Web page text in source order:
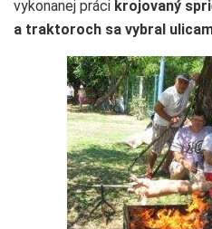
vykonanej práci krojovaný
a traktoroch sa vybral